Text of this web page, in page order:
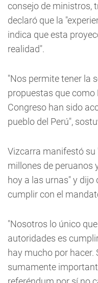
consejo de ministros,
declaró que la
indica que esta
realidad".
"Nos permite tener la
propuestas que como
Congreso han sido
pueblo del Perú",
Vizcarra manifestó
millones de peruanos
hoy a las urnas" y dijo
cumplir con el
"Nosotros lo único
autoridades es
hay mucho por hacer.
sumamente